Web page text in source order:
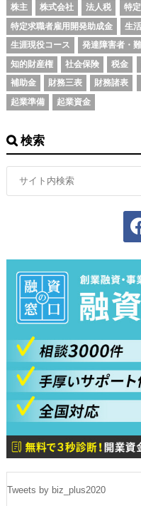
株主
株式会社 法人税
特
特定求職者雇用開発助成金
生
生涯現役コース
発達障害者・
知的財産権
社会保険 税金
補助金
財務三表 財務諸表
起業準備
起業資金
検索
Tweets by biz_plus2020